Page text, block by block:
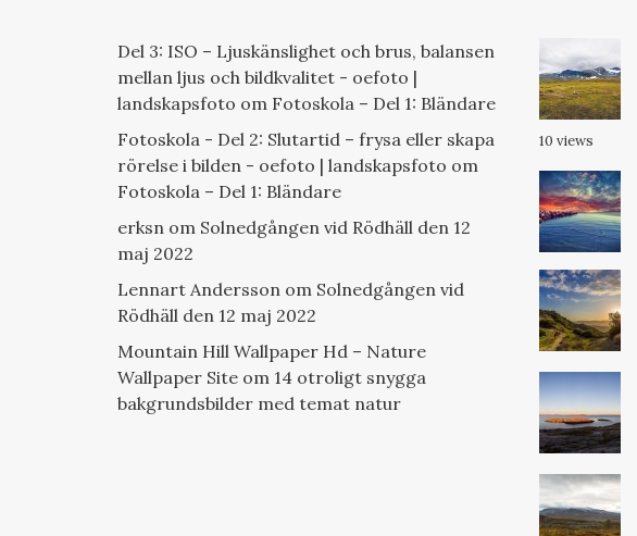
Del 3: ISO – Ljuskänslighet och brus, balansen
mellan ljus och bildkvalitet - oefoto |
landskapsfoto om Fotoskola – Del 1: Bländare
Fotoskola - Del 2: Slutartid – frysa eller skapa
rörelse i bilden - oefoto | landskapsfoto om
Fotoskola – Del 1: Bländare
erksn om Solnedgången vid Rödhäll den 12
maj 2022
Lennart Andersson om Solnedgången vid
Rödhäll den 12 maj 2022
Mountain Hill Wallpaper Hd – Nature
Wallpaper Site om 14 otroligt snygga
bakgrundsbilder med temat natur
10 views